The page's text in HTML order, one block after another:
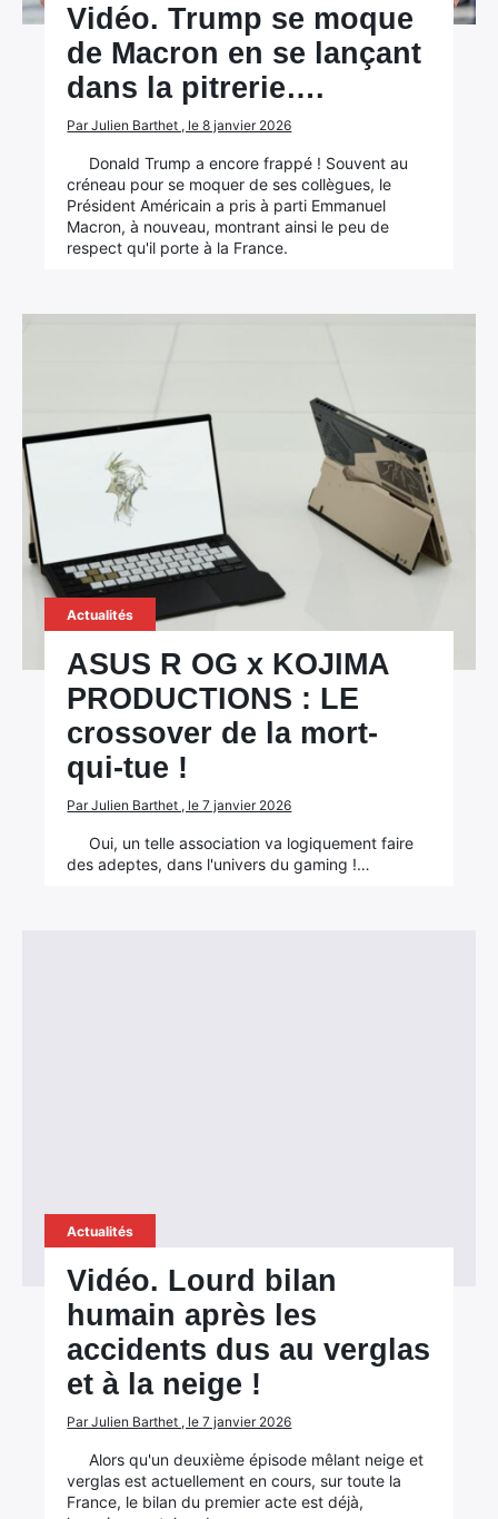
Vidéo. Trump se moque
de Macron en se lançant
dans la pitrerie….
Par Julien Barthet , le 8 janvier 2026
Donald Trump a encore frappé ! Souvent au
créneau pour se moquer de ses collègues, le
Président Américain a pris à parti Emmanuel
Macron, à nouveau, montrant ainsi le peu de
respect qu'il porte à la France.
Actualités
ASUS R OG x KOJIMA
PRODUCTIONS : LE
crossover de la mort-
qui-tue !
Par Julien Barthet , le 7 janvier 2026
Oui, un telle association va logiquement faire
des adeptes, dans l'univers du gaming !…
Actualités
Vidéo. Lourd bilan
humain après les
accidents dus au verglas
et à la neige !
Par Julien Barthet , le 7 janvier 2026
Alors qu'un deuxième épisode mêlant neige et
verglas est actuellement en cours, sur toute la
France, le bilan du premier acte est déjà,